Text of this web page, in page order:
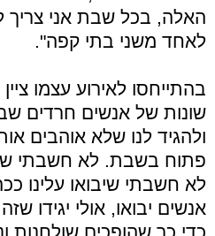
האלה, בכל שבת אני צריך
לאחד משני בתי קפה".
בהתייחסו לאירוע עצמו
שונות של אנשים חרדים
ולהגיד לנו שלא אוהבים
פתוח בשבת. לא חשבתי
לא חשבתי שיבואו עלינו
אנשים יבואו, אולי יגידו